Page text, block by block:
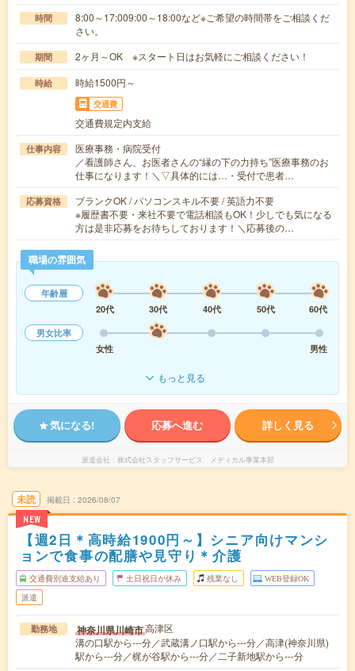
時間
8:00～17:009:00～18:00など※ご希望の時間帯をご相談くだ
さい。
期間 2ヶ月～OK ※スタート日はお気軽にご相談ください！
時給 時給1500円～
交通費
交通費規定内支給
仕事内容
医療事務・病院受付
／看護師さん、お医者さんの“縁の下の力持ち”医療事務のお
仕事になります！＼▽具体的には…・受付で患者…
応募資格
ブランクOK / パソコンスキル不要 / 英語力不要
※履歴書不要・来社不要で電話相談もOK！少しでも気になる
方は是非応募をお待ちしております！＼応募後の…
職場の雰囲気
年齢層
20代
30代 40代 50代
60代
男女比率
女性
男性
もっと見る
気になる! 応募へ進む 詳しく見る
派遣会社 株式会社スタッフサービス メディカル事業本部
未読
NEW
掲載日 2026/08/07
【週2日＊高時給1900円～】シニア向けマンシ
ョンで食事の配膳や見守り＊介護
交通費別途支給あり 土日祝日が休み 残業なし WEB登録OK
派遣
勤務地 神奈川県川崎市高津区
溝の口駅から---分／武蔵溝ノ口駅から---分／高津(神奈川県)
駅から---分／梶が谷駅から---分／二子新地駅から---分